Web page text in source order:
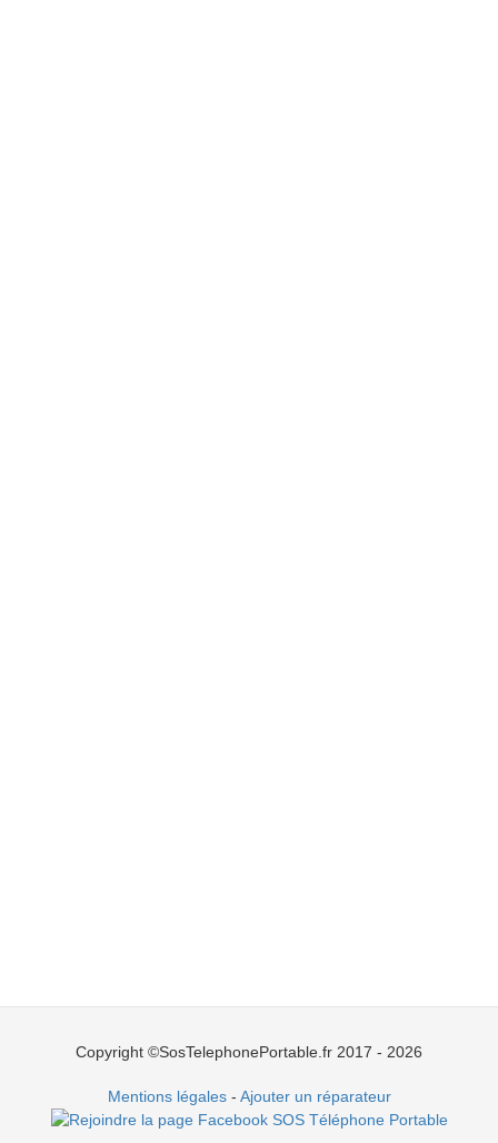
Copyright ©SosTelephonePortable.fr 2017 - 2026
Mentions légales- Ajouter un réparateur